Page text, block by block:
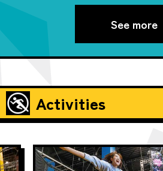
See more
Activities